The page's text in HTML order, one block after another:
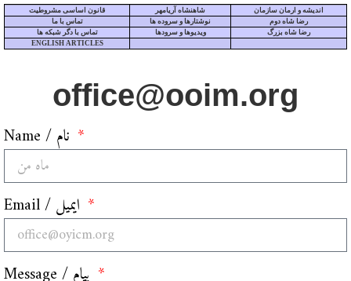
قانون اساسی مشروطیت شاهنشاه آریامهر
اندیشه و ارمان سازمان
تماس با ما
نوشتارها و سروده ها
رضا شاه دوم
تماس با دگر شبکه ها
ویدیوها و سرودها
رضا شاه بزرگ
ENGLISH ARTICLES
office@ooim.org